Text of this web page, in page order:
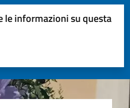
le informazioni su questa
su 5
su 5
5